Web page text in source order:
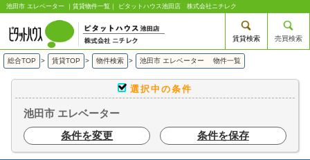
池田市 エレベーター ｜賃貸物件一覧｜ ピタットハウス池田店 株式会社ニチレク
賃貸検索 売買検索
総合TOP > 賃貸TOP > 物件検索 > 池田市 エレベーター 物件一覧
選択中の条件
池田市 エレベーター
条件を変更
条件を保存